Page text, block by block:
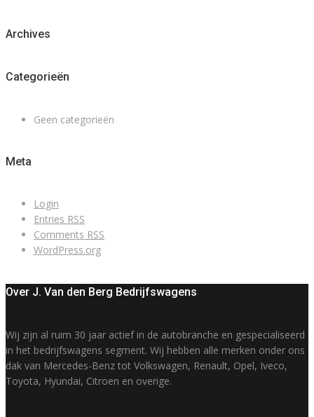
Archives
Categorieën
Geen categorieën
Meta
Login
Entries RSS
Comments RSS
WordPress.org
Over J. Van den Berg Bedrijfswagens
Wij zijn al ruim 30 jaar actief in de autobranche en gespecialiseerd
in het bedrijfswagens segment. Wij hebben alle merken onder ons
dak van Mercedes-Benz tot Volkswagen, Renault, Opel, Iveco,
Toyota, Hyundai, Citroen en overige.